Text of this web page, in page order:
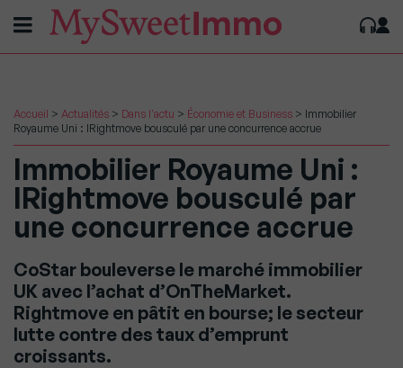
Accueil > Actualités > Dans l'actu > Économie et Business > Immobilier
Royaume Uni : lRightmove bousculé par une concurrence accrue
Immobilier Royaume Uni :
lRightmove bousculé par
une concurrence accrue
CoStar bouleverse le marché immobilier
UK avec l’achat d’OnTheMarket.
Rightmove en pâtit en bourse; le secteur
lutte contre des taux d’emprunt
croissants.